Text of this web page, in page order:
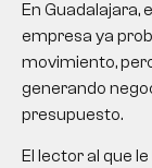
En Guadalajara,
empresa ya
movimiento,
generando
presupuesto.
El lector al que